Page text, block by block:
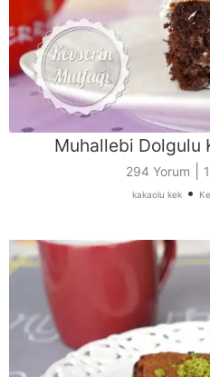
Muhallebi Dolgulu
294 Yorum
kakaolu kek •